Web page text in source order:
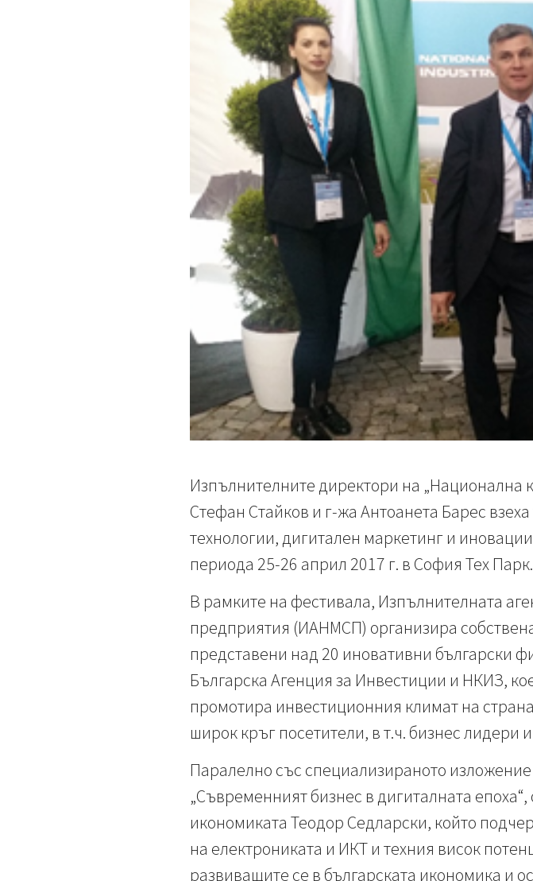
Изпълнителните директори на
Стефан Стайков и г-жа Антоанета Барес
технологии, дигитален маркетинг и
периода 25-26 април 2017 г. в София Тех Парк.
В рамките на фестивала, Изпълнителната
предприятия (ИАНМСП) организира
представени над 20 иновативни български
Българска Агенция за Инвестиции и НКИЗ,
промотира инвестиционния климат на
широк кръг посетители, в т.ч. бизнес лидери
Паралелно със специализираното
„Съвременният бизнес в дигиталната
икономиката Теодор Седларски, който
на електрониката и ИКТ и техния висок
развиващите се в българската икономика и